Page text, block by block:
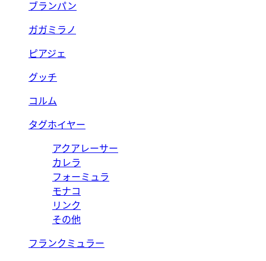
ブランパン
ガガミラノ
ピアジェ
グッチ
コルム
タグホイヤー
アクアレーサー
カレラ
フォーミュラ
モナコ
リンク
その他
フランクミュラー